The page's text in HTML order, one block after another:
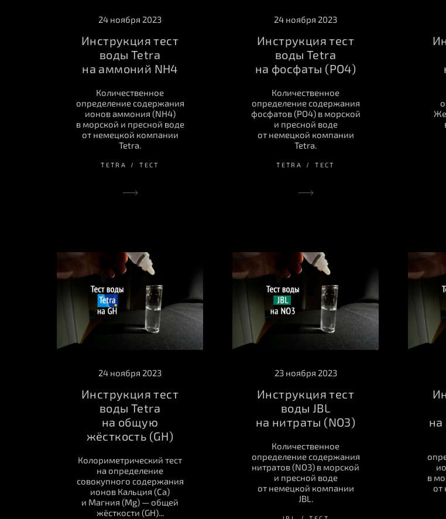
24 ноября 2023
Инструкция тест
воды Tetra
на аммоний NH4
Количественное
определение содержания
ионов аммония (NH4)
в морской и пресной воде
от немецкой компании
Tetra.
TETRA ТЕСТ
24 ноября 2023
Инструкция тест
воды Tetra
на фосфаты (PO4)
Количественное
определение содержания
фосфатов (PO4) в морской
и пресной воде
от немецкой компании
Tetra.
TETRA ТЕСТ
24 ноября 2023
Инструкция тест
воды Tetra
на общую
жёсткость (GH)
Колориметрический тест
на определение
совокупного содержания
ионов Кальция (Ca)
и Магния (Mg) — общей
жёсткости (GH)...
23 ноября 2023
Инструкция тест
воды JBL
на нитраты (NO3)
Количественное
определение содержания
нитратов (NO3) в морской
и пресной воде
от немецкой компании
JBL.
в
от